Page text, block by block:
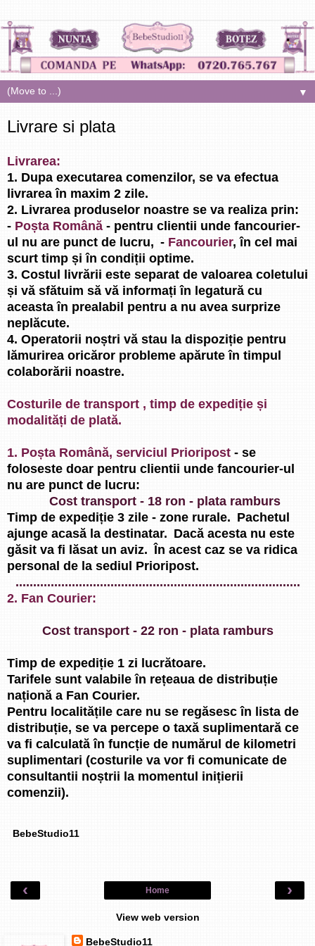
▼
Livrare si plata
Livrarea:
1. Dupa executarea comenzilor, se va efectua
livrarea în maxim 2 zile.
2. Livrarea produselor noastre se va realiza prin:
- Poșta Română - pentru clientii unde fancourier-
ul nu are punct de lucru, - Fancourier, în cel mai
scurt timp și în condiții optime.
3. Costul livrării este separat de valoarea coletului
și vă sfătuim să vă informați în legatură cu
aceasta în prealabil pentru a nu avea surprize
neplăcute.
4. Operatorii noștri vă stau la dispoziție pentru
lămurirea oricăror probleme apărute în timpul
colaborării noastre.
Costurile de transport , timp de expediție și
modalități de plată.
1. Poșta Română, serviciul Prioripost - se
foloseste doar pentru clientii unde fancourier-ul
nu are punct de lucru:
Cost transport - 18 ron - plata ramburs
Timp de expediție 3 zile - zone rurale. Pachetul
ajunge acasă la destinatar. Dacă acesta nu este
găsit va fi lăsat un aviz. În acest caz se va ridica
personal de la sediul Prioripost.
.................................................................................
2. Fan Courier:
Cost transport - 22 ron - plata ramburs
Timp de expediție 1 zi lucrătoare.
Tarifele sunt valabile în rețeaua de distribuție
naționă a Fan Courier.
Pentru localitățile care nu se regăsesc în lista de
distribuție, se va percepe o taxă suplimentară ce
va fi calculată în funcție de numărul de kilometri
suplimentari (costurile va vor fi comunicate de
consultantii noștrii la momentul inițierii
comenzii).
BebeStudio11
‹ ›
Home
View web version
BebeStudio11